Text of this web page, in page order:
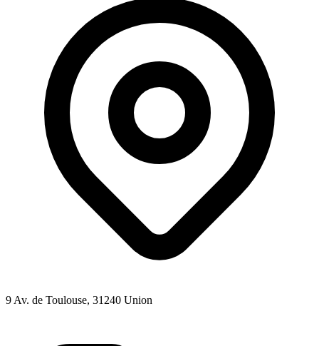
9 Av. de Toulouse, 31240 Union